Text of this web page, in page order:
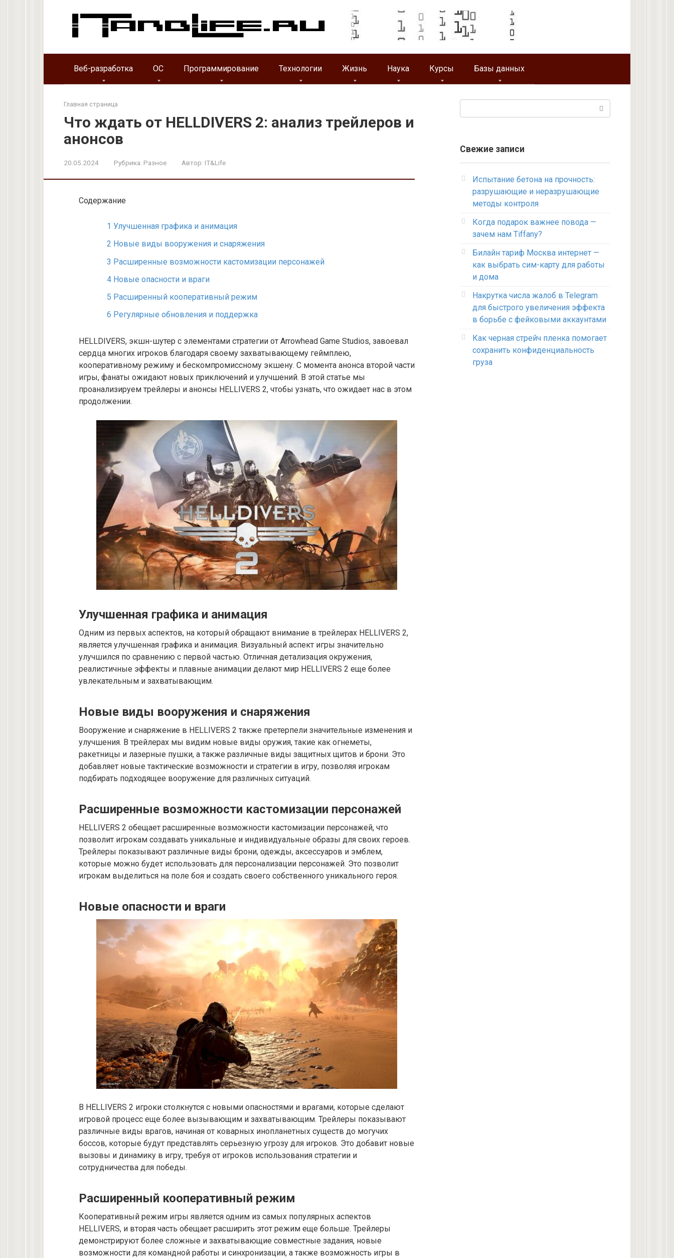
Веб-разработка ОС Программирование Технологии Жизнь Наука Курсы Базы данных
Главная страница
Что ждать от HELLDIVERS 2: анализ трейлеров и
анонсов
20.05.2024 Рубрика: Разное Автор: IT&Life
Содержание
1 Улучшенная графика и анимация
2 Новые виды вооружения и снаряжения
3 Расширенные возможности кастомизации персонажей
4 Новые опасности и враги
5 Расширенный кооперативный режим
6 Регулярные обновления и поддержка
HELLDIVERS, экшн-шутер с элементами стратегии от Arrowhead Game Studios, завоевал
сердца многих игроков благодаря своему захватывающему геймплею,
кооперативному режиму и бескомпромиссному экшену. С момента анонса второй части
игры, фанаты ожидают новых приключений и улучшений. В этой статье мы
проанализируем трейлеры и анонсы HELLIVERS 2, чтобы узнать, что ожидает нас в этом
продолжении.
Улучшенная графика и анимация
Одним из первых аспектов, на который обращают внимание в трейлерах HELLIVERS 2,
является улучшенная графика и анимация. Визуальный аспект игры значительно
улучшился по сравнению с первой частью. Отличная детализация окружения,
реалистичные эффекты и плавные анимации делают мир HELLIVERS 2 еще более
увлекательным и захватывающим.
Новые виды вооружения и снаряжения
Вооружение и снаряжение в HELLIVERS 2 также претерпели значительные изменения и
улучшения. В трейлерах мы видим новые виды оружия, такие как огнеметы,
ракетницы и лазерные пушки, а также различные виды защитных щитов и брони. Это
добавляет новые тактические возможности и стратегии в игру, позволяя игрокам
подбирать подходящее вооружение для различных ситуаций.
Расширенные возможности кастомизации персонажей
HELLIVERS 2 обещает расширенные возможности кастомизации персонажей, что
позволит игрокам создавать уникальные и индивидуальные образы для своих героев.
Трейлеры показывают различные виды брони, одежды, аксессуаров и эмблем,
которые можно будет использовать для персонализации персонажей. Это позволит
игрокам выделиться на поле боя и создать своего собственного уникального героя.
Новые опасности и враги
В HELLIVERS 2 игроки столкнутся с новыми опасностями и врагами, которые сделают
игровой процесс еще более вызывающим и захватывающим. Трейлеры показывают
различные виды врагов, начиная от коварных инопланетных существ до могучих
боссов, которые будут представлять серьезную угрозу для игроков. Это добавит новые
вызовы и динамику в игру, требуя от игроков использования стратегии и
сотрудничества для победы.
Расширенный кооперативный режим
Кооперативный режим игры является одним из самых популярных аспектов
HELLIVERS, и вторая часть обещает расширить этот режим еще больше. Трейлеры
демонстрируют более сложные и захватывающие совместные задания, новые
возможности для командной работы и синхронизации, а также возможность игры в
Свежие записи
Испытание бетона на прочность:
разрушающие и неразрушающие
методы контроля
Когда подарок важнее повода —
зачем нам Tiffany?
Билайн тариф Москва интернет —
как выбрать сим-карту для работы
и дома
Накрутка числа жалоб в Telegram
для быстрого увеличения эффекта
в борьбе с фейковыми аккаунтами
Как черная стрейч пленка помогает
сохранить конфиденциальность
груза